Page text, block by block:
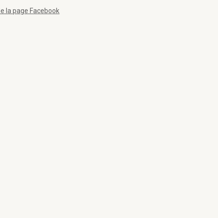
la page Facebook